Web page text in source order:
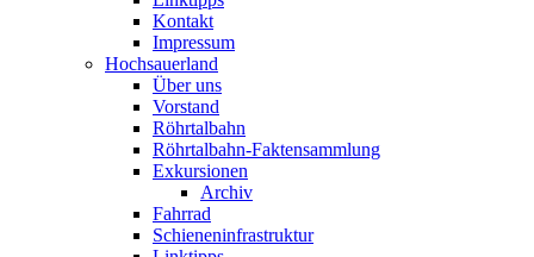
Kontakt
Impressum
Hochsauerland
Über uns
Vorstand
Röhrtalbahn
Röhrtalbahn-Faktensammlung
Exkursionen
Archiv
Fahrrad
Schieneninfrastruktur